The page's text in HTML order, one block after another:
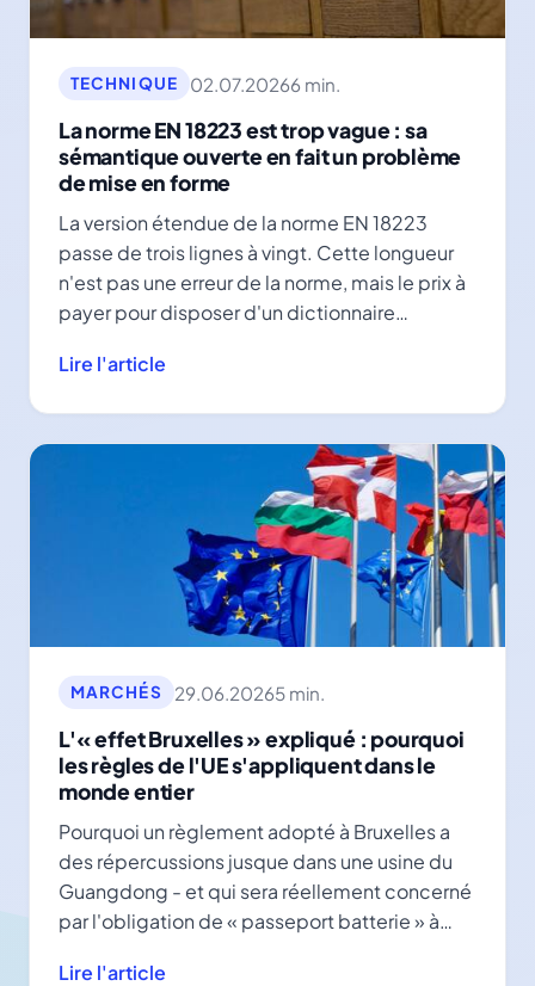
TECHNIQUE 02.07.20266 min.
La norme EN 18223 est trop vague : sa
sémantique ouverte en fait un problème
de mise en forme
La version étendue de la norme EN 18223
passe de trois lignes à vingt. Cette longueur
n'est pas une erreur de la norme, mais le prix à
payer pour disposer d'un dictionnaire
Lire l'article
MARCHÉS 29.06.20265 min.
L'« effet Bruxelles » expliqué : pourquoi
les règles de l'UE s'appliquent dans le
monde entier
Pourquoi un règlement adopté à Bruxelles a
des répercussions jusque dans une usine du
Guangdong - et qui sera réellement concerné
par l'obligation de « passeport batterie » à
Lire l'article